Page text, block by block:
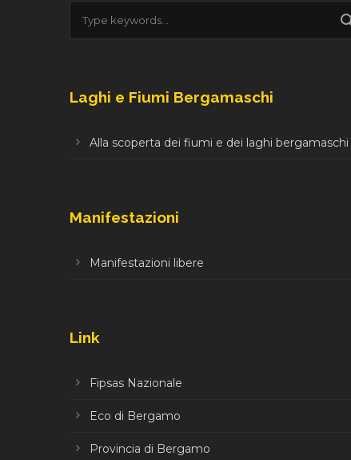
Laghi e Fiumi Bergamaschi
Alla scoperta dei fiumi e dei laghi bergamaschi
Manifestazioni
Manifestazioni libere
Link
Fipsas Nazionale
Eco di Bergamo
Provincia di Bergamo